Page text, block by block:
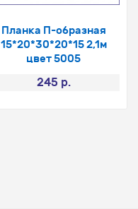
Планка П-образная
15*20*30*20*15 2,1м
цвет 5005
245 р.